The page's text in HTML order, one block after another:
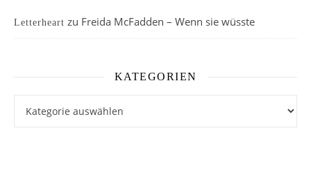
Letterheart zu Freida McFadden – Wenn sie wüsste
KATEGORIEN